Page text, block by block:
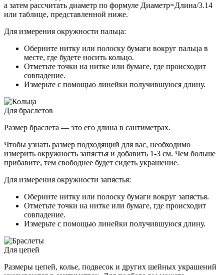
а затем рассчитать диаметр по формуле Диаметр=Длина/3.14
или таблице, представленной ниже.
Для измерения окружности пальца:
Оберните нитку или полоску бумаги вокруг пальца в
месте, где будете носить кольцо.
Отметьте точки на нитке или бумаге, где происходит
совпадение.
Измерьте с помощью линейки получившуюся длину.
Для браслетов
Размер браслета — это его длина в сантиметрах.
Чтобы узнать размер подходящий для вас, необходимо
измерить окружность запястья и добавить 1-3 см. Чем больше
прибавите, тем свободнее будет сидеть украшение.
Для измерения окружности запястья:
Оберните нитку или полоску бумаги вокруг запястья.
Отметьте точки на нитке или бумаге, где происходит
совпадение.
Измерьте с помощью линейки получившуюся длину.
Для цепей
Размеры цепей, колье, подвесок и других шейных украшений